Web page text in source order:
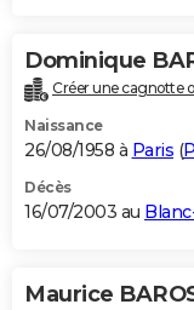
Dominique
Créer une cagnotte
Naissance
26/08/1958 à Paris (
Décès
16/07/2003 au
Maurice